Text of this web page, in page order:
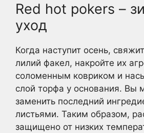
Red hot pokers –
уход
Когда наступит осень,
лилий факел, накройте их
соломенным ковриком и
слой торфа у основания. Вы
заменить последний
листьями. Таким образом,
защищено от низких